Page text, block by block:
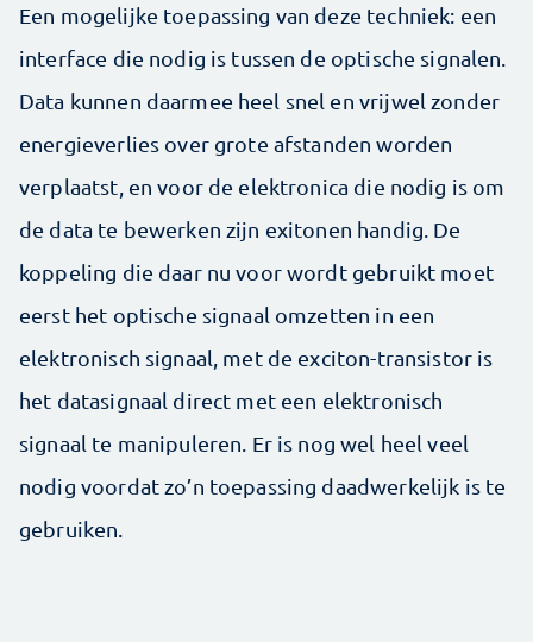
Een mogelijke toepassing van deze techniek: een
interface die nodig is tussen de optische signalen.
Data kunnen daarmee heel snel en vrijwel zonder
energieverlies over grote afstanden worden
verplaatst, en voor de elektronica die nodig is om
de data te bewerken zijn exitonen handig. De
koppeling die daar nu voor wordt gebruikt moet
eerst het optische signaal omzetten in een
elektronisch signaal, met de exciton-transistor is
het datasignaal direct met een elektronisch
signaal te manipuleren. Er is nog wel heel veel
nodig voordat zo’n toepassing daadwerkelijk is te
gebruiken.